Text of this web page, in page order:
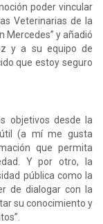
poder vincular
Veterinarias de la
Mercedes” y añadió
y a su equipo de
que estoy seguro
objetivos desde la
útil (a mí me gusta
que permita
Y por otro, la
pública como la
de dialogar con la
su conocimiento y